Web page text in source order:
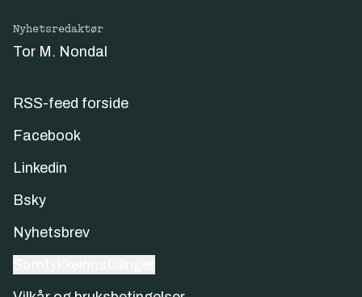
Nyhetsredaktør
Tor M. Nondal
RSS-feed forside
Facebook
Linkedin
Bsky
Nyhetsbrev